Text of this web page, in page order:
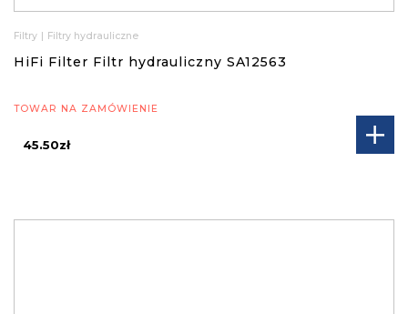
Filtry Filtry hydrauliczne
HiFi Filter Filtr hydrauliczny SA12563
TOWAR NA ZAMÓWIENIE
45.50zł